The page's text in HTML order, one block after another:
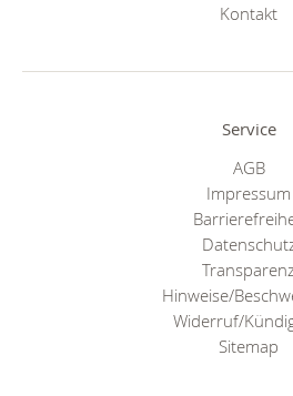
Kontakt
Service
AGB
Impressum
Hinweise/
Widerruf/
Sitemap